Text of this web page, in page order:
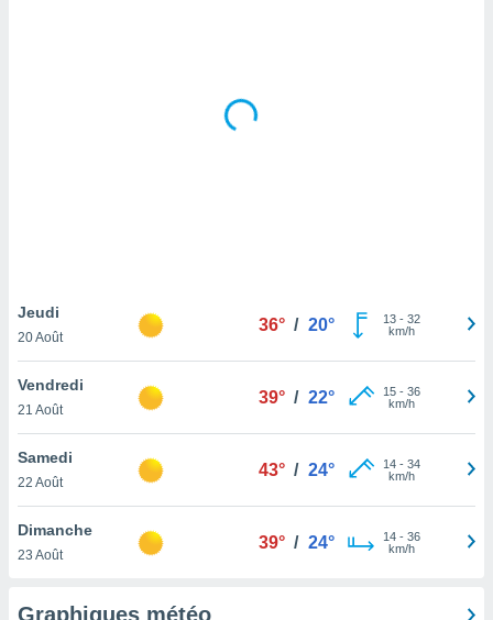
notre
que
et que
Jeudi
20 Août
36° / 20° 13- 32
km/h
Vendredi
21 Août
39° / 22° 15- 36
km/h
Samedi
22 Août
43° / 24° 14- 34
km/h
Dimanche
23 Août
39° / 24° 14- 36
km/h
Graphiques météo